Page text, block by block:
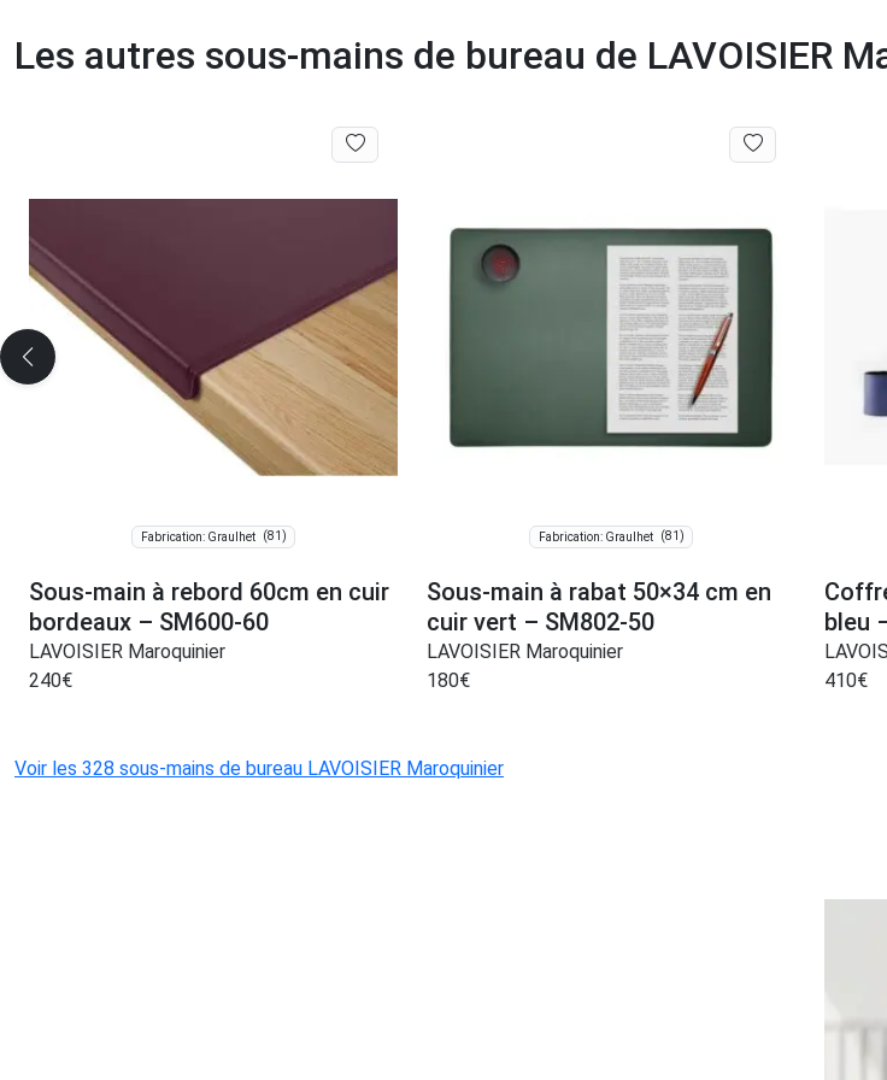
Les autres sous-mains de bureau de LAVOISIER
Fabrication: Graulhet (81)
Sous-main à rebord 60cm en cuir
bordeaux – SM600-60
LAVOISIER Maroquinier
240€
Fabrication: Graulhet (81)
Sous-main à rabat 50×34 cm en
cuir vert – SM802-50
LAVOISIER Maroquinier
180€
bleu
410€
Voir les 328 sous-mains de bureau LAVOISIER Maroquinier